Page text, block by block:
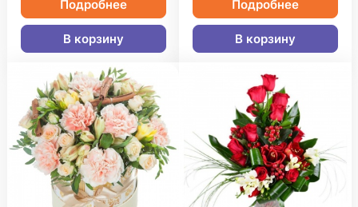
Подробнее
В корзину
Подробнее
В корзину